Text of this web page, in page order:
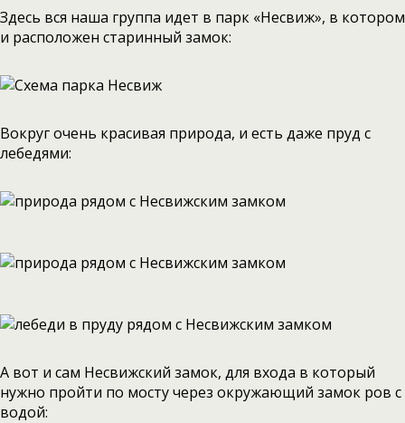
Здесь вся наша группа идет в парк «Несвиж», в котором
и расположен старинный замок:
Вокруг очень красивая природа, и есть даже пруд с
лебедями:
А вот и сам Несвижский замок, для входа в который
нужно пройти по мосту через окружающий замок ров с
водой: